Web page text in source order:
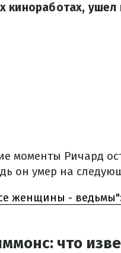
киноработах,
моменты Ричард
он умер на
женщины -
что